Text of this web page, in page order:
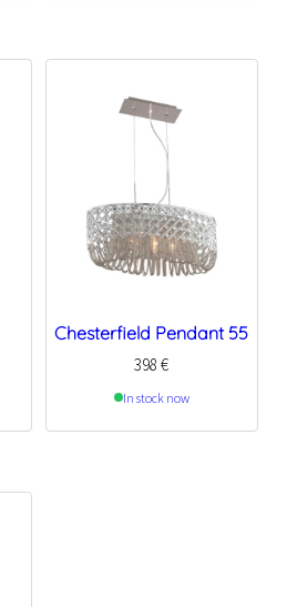
Chesterfield Pendant 55
398€
In stock now